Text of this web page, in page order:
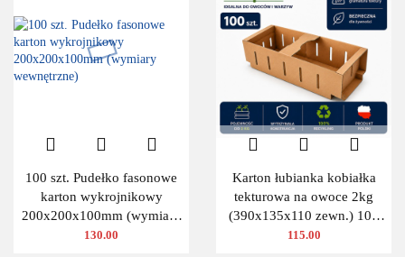
100 szt. Pudełko fasonowe
karton wykrojnikowy
200x200x100mm (wymiary
wewnętrzne)
130.00
Karton łubianka kobiałka
tekturowa na owoce 2kg
(390x135x110 zewn.) 100
szt.
115.00